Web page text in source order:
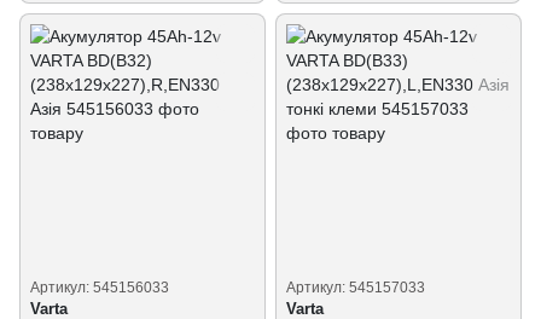
Артикул: 545156033
Varta
Артикул: 545157033
Varta